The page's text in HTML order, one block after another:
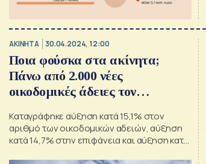
ΑΚΙΝΗΤΑ 30.04.2024, 12:00
Ποια φούσκα στα ακίνητα;
Πάνω από 2.000 νέες
οικοδομικές άδειες τον
Καταγράφηκε αύξηση κατά 15,1% στον
αριθμό των οικοδομικών αδειών, αύξηση
κατά 14,7% στην επιφάνεια και αύξηση κατά